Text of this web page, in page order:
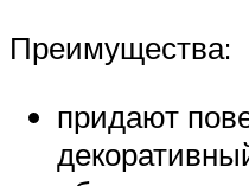
Преимущества:
придают